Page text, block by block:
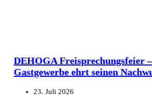
DEHOGA Freisprechungsfeier
Gastgewerbe ehrt seinen
23. Juli 2026